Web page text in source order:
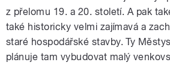
z přelomu 19. a 20. století. A pak
také historicky velmi zajímavá a
staré hospodářské stavby. Ty
plánuje tam vybudovat malý